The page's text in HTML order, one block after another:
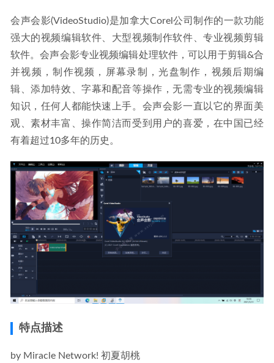
会声会影(VideoStudio)是加拿大Corel公司制作的一款功能
强大的视频编辑软件、大型视频制作软件、专业视频剪辑
软件。会声会影专业视频编辑处理软件，可以用于剪辑&合
并视频，制作视频，屏幕录制，光盘制作，视频后期编
辑、添加特效、字幕和配音等操作，无需专业的视频编辑
知识，任何人都能快速上手。会声会影一直以它的界面美
观、素材丰富、操作简洁而受到用户的喜爱，在中国已经
有着超过10多年的历史。
特点描述
by Miracle Network! 初夏胡桃
Photoshop 2025 v26.11.0.18 (PS2025)中文一键直装版 By
monkrus 2025-07-09
Rider2024 v2024.3.7 中文一键直装破解版 2025-04-06
Microsoft Edge v80.0.361.109 绿色增强版 2020-04-05